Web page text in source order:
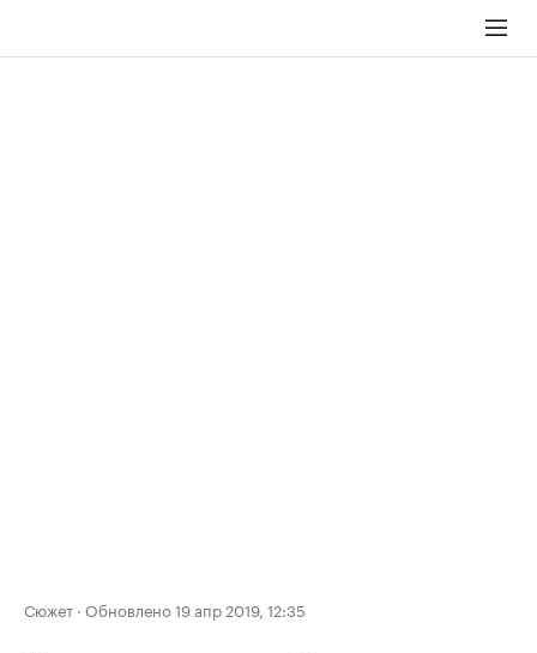
Сюжет · Обновлено 19 апр 2019, 12:35